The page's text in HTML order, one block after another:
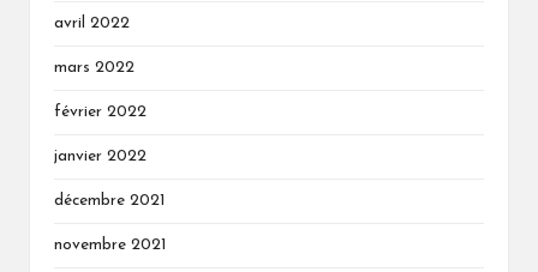
avril 2022
mars 2022
février 2022
janvier 2022
décembre 2021
novembre 2021